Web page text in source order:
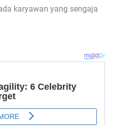
karyawan yang sengaja